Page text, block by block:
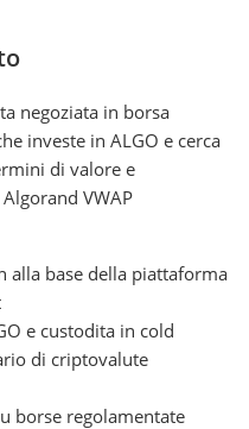
negoziata in borsa
investe in ALGO e cerca
di valore e
VWAP
alla base della piattaforma
e custodita in cold
di criptovalute
borse regolamentate